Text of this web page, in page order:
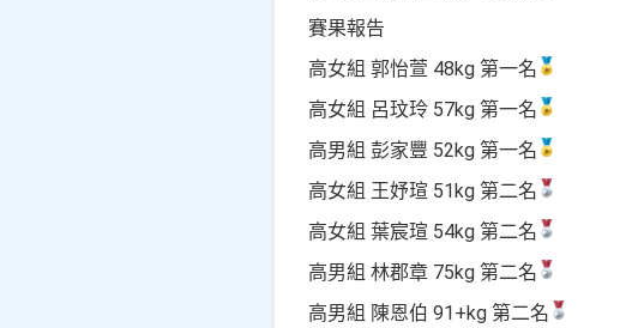
賽果報告
高女組 郭怡萱 48kg 第一名
高女組 呂玟玲 57kg 第一名
高男組 彭家豐 52kg 第一名
高女組 王妤瑄 51kg 第二名
高女組 葉宸瑄 54kg 第二名
高男組 林郡章 75kg 第二名
高男組 陳恩伯 91+kg 第二名